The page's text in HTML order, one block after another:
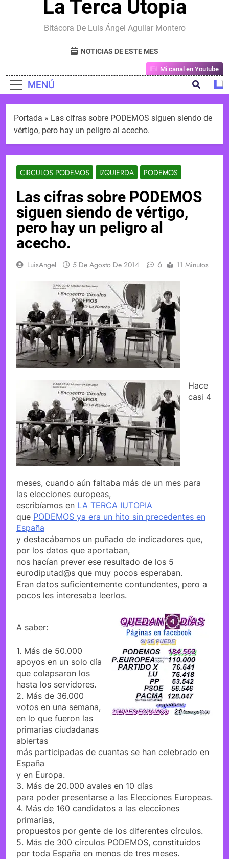
La Terca Utopia
Bitácora De Luis Ángel Aguilar Montero
NOTICIAS DE ESTE MES
MENÚ
Mi canal en Youtube
Portada » Las cifras sobre PODEMOS siguen siendo de
vértigo, pero hay un peligro al acecho.
CIRCULOS PODEMOS IZQUIERDA PODEMOS
Las cifras sobre PODEMOS
siguen siendo de vértigo,
pero hay un peligro al
acecho.
LuisAngel 5 De Agosto De 2014 6 11 Minutos
Hace
casi 4
meses, cuando aún faltaba más de un mes para
las elecciones europeas,
escribíamos en LA TERCA IUTOPIA
que PODEMOS ya era un hito sin precedentes en
España
y destacábamos un puñado de indicadores que,
por los datos que aportaban,
nos hacían prever ese resultado de los 5
eurodiputad@s que muy pocos esperaban.
Eran datos suficientemente contundentes, pero a
pocos les interesaba leerlos.
A saber:
1. Más de 50.000
apoyos en un solo día
que colapsaron los
hasta los servidores.
2. Más de 36.000
votos en una semana,
en lo que fueron las
primarias ciudadanas
abiertas
más participadas de cuantas se han celebrado en
España
y en Europa.
3. Más de 20.000 avales en 10 días
para poder presentarse a las Elecciones Europeas.
4. Más de 160 candidatos a las elecciones
primarias,
propuestos por gente de los diferentes círculos.
5. Más de 300 círculos PODEMOS, constituidos
por toda España en menos de tres meses.